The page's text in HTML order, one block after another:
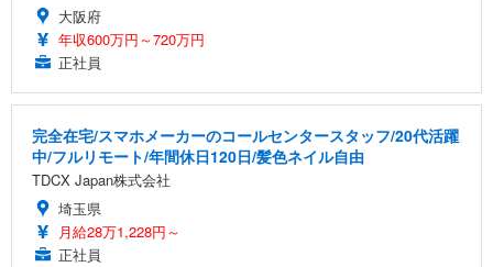
大阪府
年収600万円～720万円
正社員
完全在宅/スマホメーカーのコールセンタースタッフ/20代活躍
中/フルリモート/年間休日120日/髪色ネイル自由
TDCX Japan株式会社
埼玉県
月給28万1,228円～
正社員